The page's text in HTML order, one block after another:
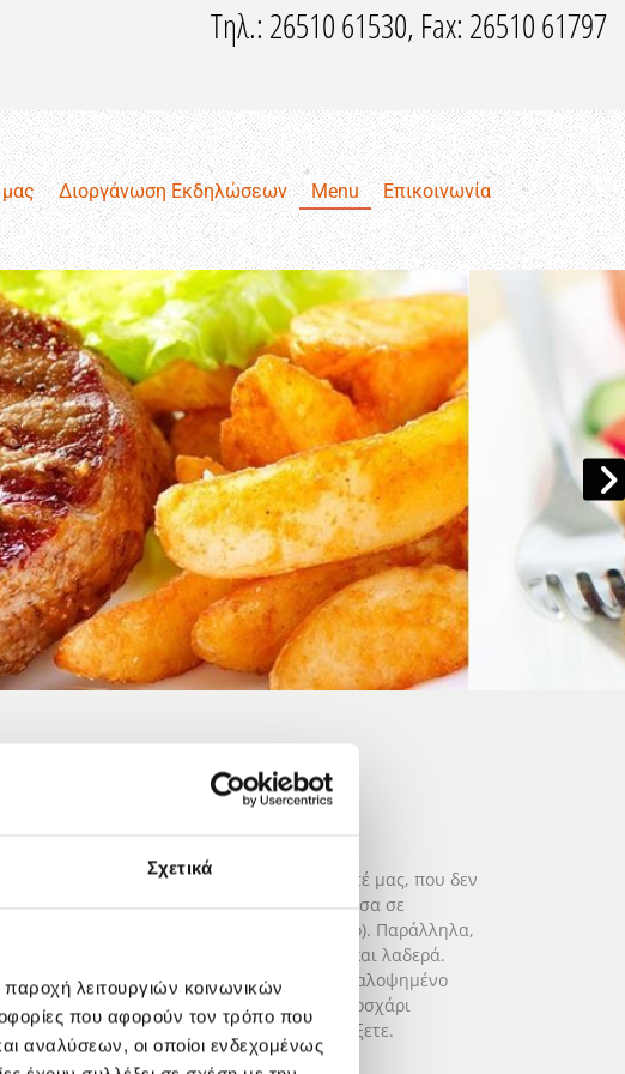
Σχετικά
λειτουργιών κοινωνικών
που αφορούν τον τρόπο που
αναλύσεων, οι οποίοι ενδεχομένως
Τηλ.: 26510 61530, Fax: 26510 61797
Διοργάνωση Εκδηλώσεων Menu Επικοινωνία
σάς προτείνουμε κάποια από τις σπεσιαλιτέ μας, που δεν
υπέροχα ψητά γάστρας, επιλέγοντας ανάμεσα σε
(αρνί, κατσίκι, κοτόπουλο και χοιρινό). Παράλληλα,
ποικιλία σε παραδοσιακά πιάτα ημέρας και λαδερά.
ψητά της ώρας, σας σερβίρουμε ζουμερό, καλοψημένο
επιλογής. Τέλος, φημισμένο είναι και το μοσχάρι
διαφορετικές γαρνιτούρες για να διαλέξετε.